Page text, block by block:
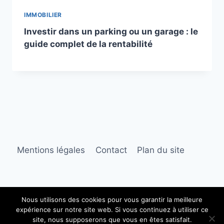
IMMOBILIER
Investir dans un parking ou un garage : le
guide complet de la rentabilité
Mentions légales Contact Plan du site
© 2026 Ambre immobilier
Nous utilisons des cookies pour vous garantir la meilleure
expérience sur notre site web. Si vous continuez à utiliser ce
site, nous supposerons que vous en êtes satisfait.